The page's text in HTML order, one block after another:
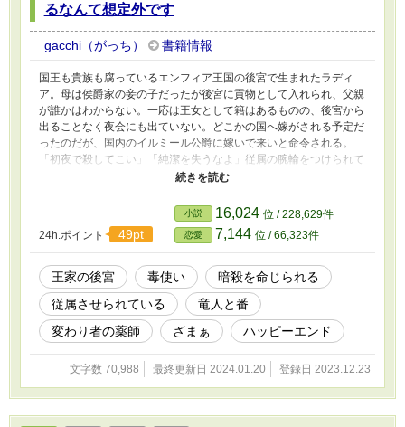
るなんて想定外です
gacchi（がっち） 書籍情報
国王も貴族も腐っているエンフィア王国の後宮で生まれたラディ
ア。母は侯爵家の妾の子だったが後宮に貢物として入れられ、父親
が誰かはわからない。一応は王女として籍はあるものの、後宮から
出ることなく夜会にも出ていない。どこかの国へ嫁がされる予定だ
ったのだが、国内のイルミール公爵に嫁いで来いと命令される。
「初夜で殺してこい」「純潔を失うなよ」従属の腕輪をつけられて
いるラディアは国王に逆らうことができない。あきらめて向かった
公爵領だったのだが、ラディアを待っていたのは竜の血をひく公爵
24h.ポイント 49pt
小説 16,024 位 / 228,629件
恋愛 7,144 位 / 66,323件
王家の後宮 毒使い
暗殺を命じられる
従属させられている
竜人と番
変わり者の薬師
ざまぁ ハッピーエンド
文字数 70,988 最終更新日 2024.01.20 登録日 2023.12.23